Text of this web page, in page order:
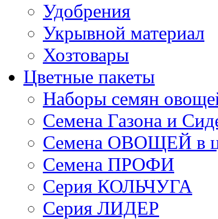
Удобрения
Укрывной материал
Хозтовары
Цветные пакеты
Наборы семян
Семена Газона и
Семена ОВОЩЕЙ в
Семена ПРОФИ
Серия КОЛЬЧУГА
Серия ЛИДЕР